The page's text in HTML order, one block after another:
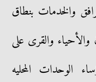
والخدمات بنطاق
والأحياء والقرى على
الوحدات المحليه